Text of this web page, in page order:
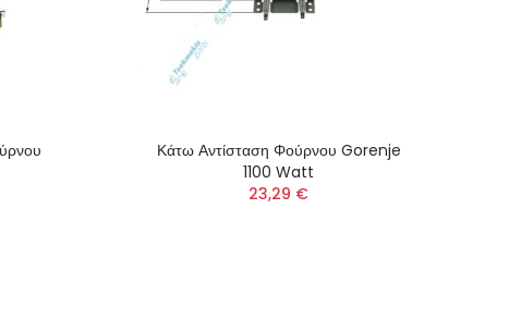
Κάτω Αντίσταση Φούρνου Gorenje
1100 Watt
23,29 €